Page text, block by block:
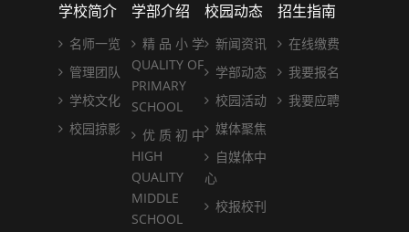
学校简介
名师一览
管理团队
学校文化
校园掠影
学部介绍
精 品 小 学
QUALITY OF
PRIMARY
SCHOOL
优 质 初 中
HIGH
QUALITY
MIDDLE
SCHOOL
校园动态
新闻资讯
学部动态
校园活动
媒体聚焦
自媒体中
心
校报校刊
招生指南
在线缴费
我要报名
我要应聘